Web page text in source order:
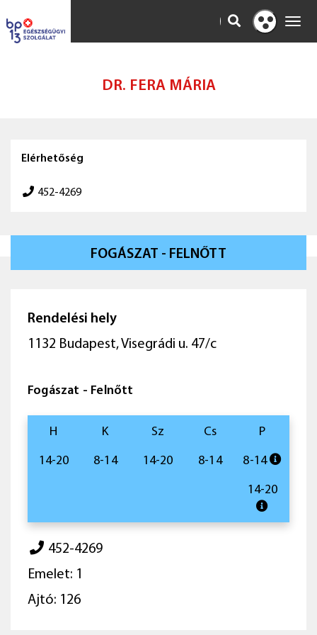
KERESÉS
Kontraszt
nézet
DR. FERA MÁRIA
Elérhetőség
452-4269
FOGÁSZAT - FELNŐTT
Rendelési hely
1132 Budapest, Visegrádi u. 47/c
Fogászat - Felnőtt
H K Sz Cs P
14-20 8-14 14-20 8-14 8-14
14-20
452-4269
Emelet: 1
Ajtó: 126